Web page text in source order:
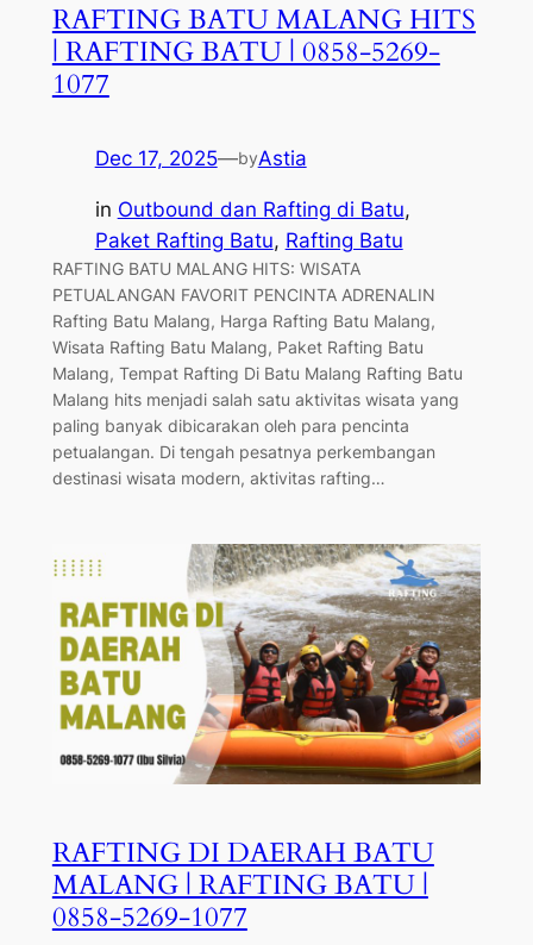
RAFTING BATU MALANG HITS
| RAFTING BATU | 0858-5269-
1077
Dec 17, 2025—byAstia
in Outbound dan Rafting di Batu
Paket Rafting Batu, Rafting Batu
RAFTING BATU MALANG HITS: WISATA
PETUALANGAN FAVORIT PENCINTA ADRENALIN
Rafting Batu Malang, Harga Rafting Batu Malang,
Wisata Rafting Batu Malang, Paket Rafting Batu
Malang, Tempat Rafting Di Batu Malang Rafting Batu
Malang hits menjadi salah satu aktivitas wisata yang
paling banyak dibicarakan oleh para pencinta
petualangan. Di tengah pesatnya perkembangan
destinasi wisata modern, aktivitas rafting…
RAFTING DI DAERAH BATU
MALANG | RAFTING BATU |
0858-5269-1077